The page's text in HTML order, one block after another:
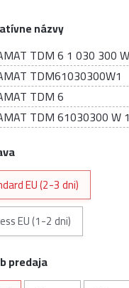
názvy
TDM 6 1 030 300
TDM61030300W1
TDM 6
TDM 61030300 W 1
EU (2-3 dni)
EU (1-2 dni)
predaja